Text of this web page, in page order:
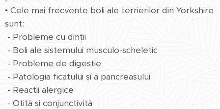
• Cele mai frecvente boli ale terrierilor din Yorkshire
sunt:
- Probleme cu dinții
- Boli ale sistemului musculo-scheletic
- Probleme de digestie
- Patologia ficatului și a pancreasului
- Reactii alergice
- Otită și conjunctivită